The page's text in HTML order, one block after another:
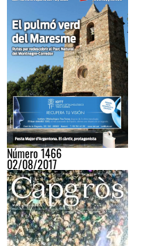
Número 1466
02/08/2017